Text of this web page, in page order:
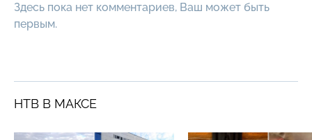
Здесь пока нет комментариев, Ваш может быть
первым.
НТВ В МАКСЕ